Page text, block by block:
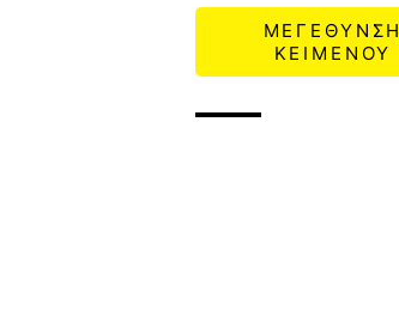
ΜΕΓΕΘΥΝΣΗ
ΚΕΙΜΕΝΟΥ